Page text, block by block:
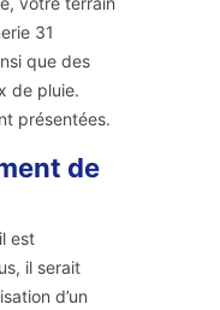
31
que des
de pluie.
présentées.
de
est
il serait
d’un